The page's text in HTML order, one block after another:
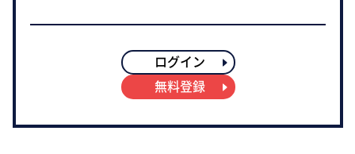
ログイン
無料登録